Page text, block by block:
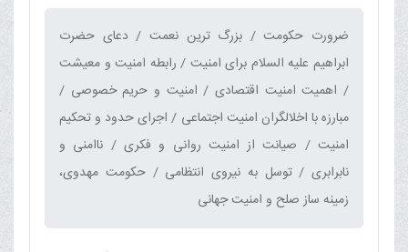
ضرورت حکومت / بزرگ ترین نعمت / دعای حضرت
ابراهیم علیه السلام برای امنیت / رابطه امنیت و معیشت
/ اهمیت امنیت اقتصادی / امنیت و حریم خصوصی /
مبارزه با اخلالگران امنیت اجتماعی / اجرای حدود و تحکیم
امنیت / صیانت از امنیت روانی و فکری / ناامنی و
نابرابری / توسل به نیروی انتظامی / حکومت مهدوی،
زمینه ساز صلح و امنیت جهانی‌